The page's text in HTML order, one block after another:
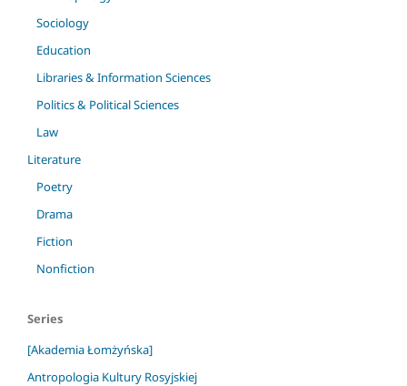
Sociology
Education
Libraries & Information Sciences
Politics & Political Sciences
Law
Literature
Poetry
Drama
Fiction
Nonfiction
Series
[Akademia Łomżyńska]
Antropologia Kultury Rosyjskiej